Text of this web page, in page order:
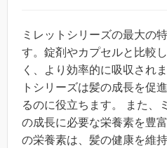
ミレットシリーズの最大の
す。錠剤やカプセルと比較
く、より効率的に吸収され
トシリーズは髪の成長を促
るのに役立ちます。 また、
の成長に必要な栄養素を豊
の栄養素は、髪の健康を維